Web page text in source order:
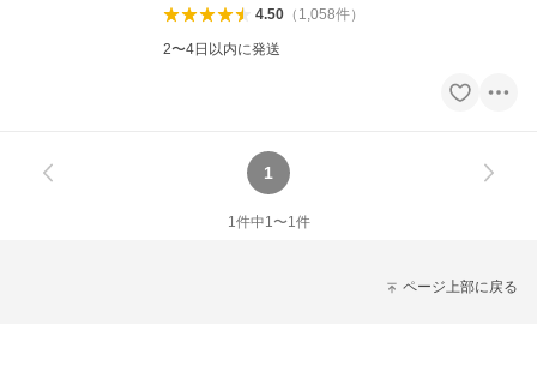
4.50（ 1,058件）
2〜4日以内に発送
1
1件中1〜1件
ページ上部に戻る